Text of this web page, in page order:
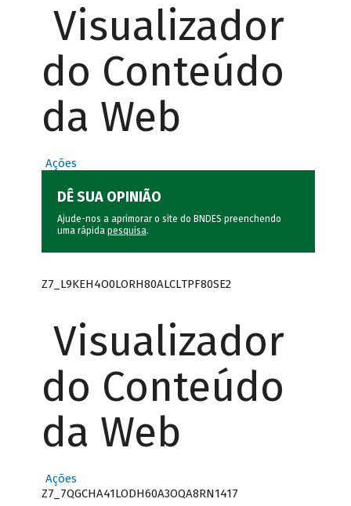
Visualizador
do Conteúdo
da Web
Ações
DÊ SUA OPINIÃO
Ajude-nos a aprimorar o site do BNDES preenchendo
uma rápida pesquisa.
Z7_L9KEH4O0LORH80ALCLTPF80SE2
Visualizador
do Conteúdo
da Web
Ações
Z7_7QGCHA41LODH60A3OQA8RN1417